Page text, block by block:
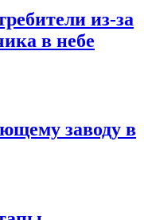
из-за
в небе
заводу в